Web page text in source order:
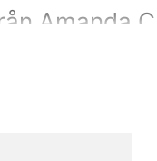
Amanda
Christensen är en
även
som förstärker